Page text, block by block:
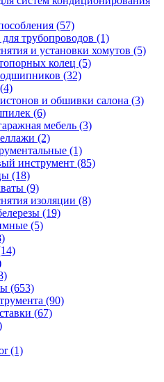
(57)
трубопроводов (1)
и установки хомутов (5)
колец (5)
(32)
и обшивки салона (3)
(6)
мебель (3)
(2)
(1)
инструмент (85)
(18)
(9)
изоляции (8)
(19)
(5)
(653)
(90)
(67)
(1)